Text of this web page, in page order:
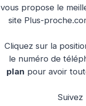
vous propose le
site Plus-
Cliquez sur la
le numéro de
plan pour avoir